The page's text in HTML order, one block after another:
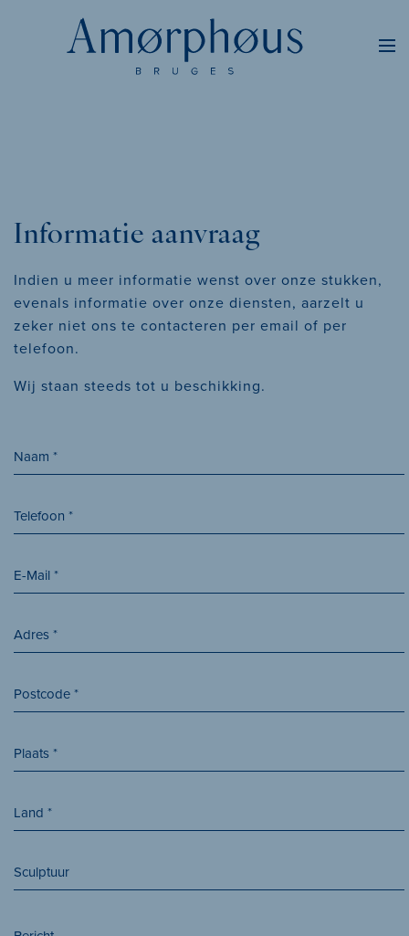
Informatie aanvraag
Indien u meer informatie wenst over onze stukken,
evenals informatie over onze diensten, aarzelt u
zeker niet ons te contacteren per email of per
telefoon.
Wij staan steeds tot u beschikking.